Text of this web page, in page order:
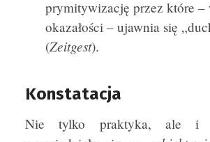
prymitywizację przez które –
okazałości – ujawnia się
(Zeitgest).
Konstatacja
Nie tylko praktyka, ale i